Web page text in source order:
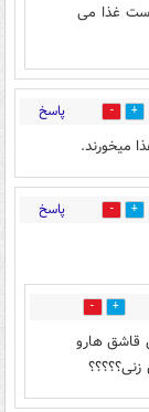
غذا می
8 پاسخ
میخورند.
3 پاسخ
4
قاشق هارو